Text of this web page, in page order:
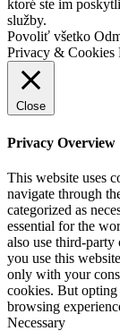
ktoré ste im
služby.
Povoliť všetko
Privacy & Cookies
Close
Privacy Overview
This website uses
navigate through
categorized as
essential for the
also use third-party
you use this
only with your
cookies. But
browsing
Necessary